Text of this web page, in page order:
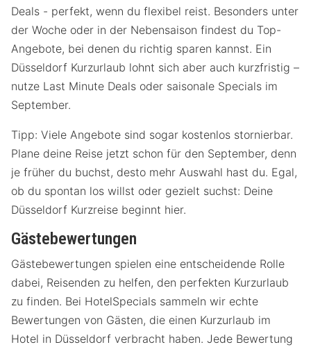
Deals - perfekt, wenn du flexibel reist. Besonders unter
der Woche oder in der Nebensaison findest du Top-
Angebote, bei denen du richtig sparen kannst. Ein
Düsseldorf Kurzurlaub lohnt sich aber auch kurzfristig –
nutze Last Minute Deals oder saisonale Specials im
September.
Tipp: Viele Angebote sind sogar kostenlos stornierbar.
Plane deine Reise jetzt schon für den September, denn
je früher du buchst, desto mehr Auswahl hast du. Egal,
ob du spontan los willst oder gezielt suchst: Deine
Düsseldorf Kurzreise beginnt hier.
Gästebewertungen
Gästebewertungen spielen eine entscheidende Rolle
dabei, Reisenden zu helfen, den perfekten Kurzurlaub
zu finden. Bei HotelSpecials sammeln wir echte
Bewertungen von Gästen, die einen Kurzurlaub im
Hotel in Düsseldorf verbracht haben. Jede Bewertung